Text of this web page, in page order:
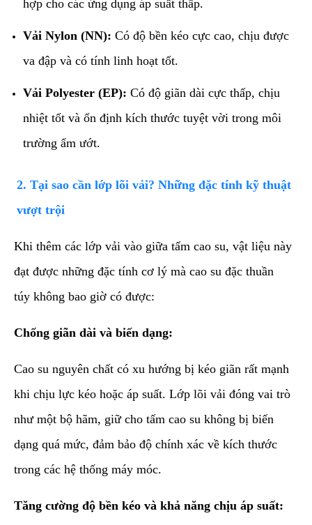
hợp cho các ứng dụng áp suất thấp.
Vải Nylon (NN): Có độ bền kéo cực cao, chịu được
va đập và có tính linh hoạt tốt.
Vải Polyester (EP): Có độ giãn dài cực thấp, chịu
nhiệt tốt và ổn định kích thước tuyệt vời trong môi
trường ẩm ướt.
​2. Tại sao cần lớp lõi vải? Những đặc tính kỹ thuật
vượt trội
​Khi thêm các lớp vải vào giữa tấm cao su, vật liệu này
đạt được những đặc tính cơ lý mà cao su đặc thuần
túy không bao giờ có được:
Chống giãn dài và biến dạng:
Cao su nguyên chất có xu hướng bị kéo giãn rất mạnh
khi chịu lực kéo hoặc áp suất. Lớp lõi vải đóng vai trò
như một bộ hãm, giữ cho tấm cao su không bị biến
dạng quá mức, đảm bảo độ chính xác về kích thước
trong các hệ thống máy móc.
Tăng cường độ bền kéo và khả năng chịu áp suất: